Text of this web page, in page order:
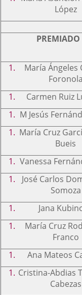
López
PREMIADO
María Ángeles
Foronola
Carmen Ruiz
M Jesús
María Cruz
Bueis
Vanessa
José Carlos
Somoza
Jana
María Cruz
Franco
Ana Mateos
Cristina-Abdias
Cabezas